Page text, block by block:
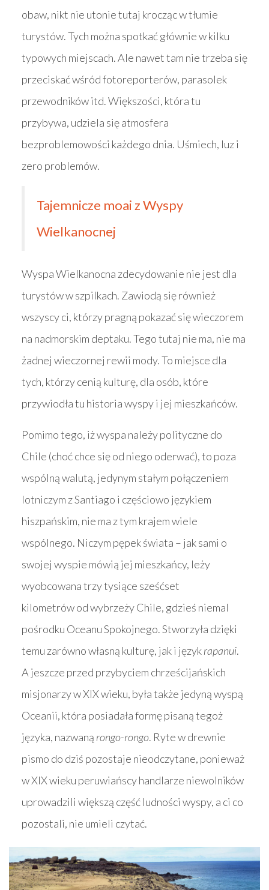
obaw, nikt nie utonie tutaj krocząc w tłumie
turystów. Tych można spotkać głównie w kilku
typowych miejscach. Ale nawet tam nie trzeba się
przeciskać wśród fotoreporterów, parasolek
przewodników itd. Większości, która tu
przybywa, udziela się atmosfera
bezproblemowości każdego dnia. Uśmiech, luz i
zero problemów.
Tajemnicze moai z Wyspy
Wielkanocnej
Wyspa Wielkanocna zdecydowanie nie jest dla
turystów w szpilkach. Zawiodą się również
wszyscy ci, którzy pragną pokazać się wieczorem
na nadmorskim deptaku. Tego tutaj nie ma, nie ma
żadnej wieczornej rewii mody. To miejsce dla
tych, którzy cenią kulturę, dla osób, które
przywiodła tu historia wyspy i jej mieszkańców.
Pomimo tego, iż wyspa należy polityczne do
Chile (choć chce się od niego oderwać), to poza
wspólną walutą, jedynym stałym połączeniem
lotniczym z Santiago i częściowo językiem
hiszpańskim, nie ma z tym krajem wiele
wspólnego. Niczym pępek świata – jak sami o
swojej wyspie mówią jej mieszkańcy, leży
wyobcowana trzy tysiące sześćset
kilometrów od wybrzeży Chile, gdzieś niemal
pośrodku Oceanu Spokojnego. Stworzyła dzięki
temu zarówno własną kulturę, jak i językrapanui.
A jeszcze przed przybyciem chrześcijańskich
misjonarzy w XIX wieku, była także jedyną wyspą
Oceanii, która posiadała formę pisaną tegoż
języka, nazwaną rongo-rongo. Ryte w drewnie
pismo do dziś pozostaje nieodczytane, ponieważ
w XIX wieku peruwiańscy handlarze niewolników
uprowadzili większą część ludności wyspy, a ci co
pozostali, nie umieli czytać.